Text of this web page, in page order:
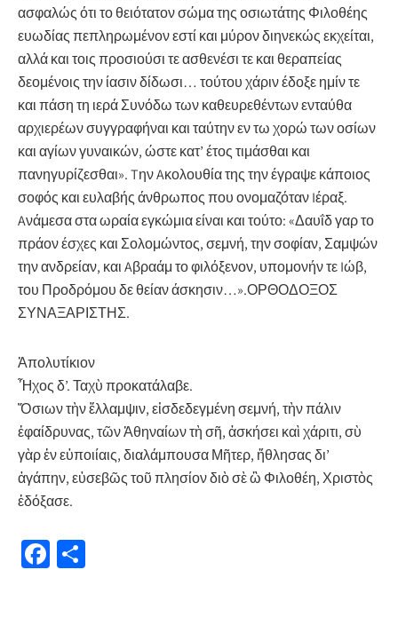
ασφαλώς ότι το θειότατον σώμα της οσιωτάτης Φιλοθέης
ευωδίας πεπληρωμένον εστί και μύρον διηνεκώς εκχείται,
αλλά και τοις προσιούσι τε ασθενέσι τε και θεραπείας
δεομένοις την ίασιν δίδωσι… τούτου χάριν έδοξε ημίν τε
και πάση τη ιερά Συνόδω των καθευρεθέντων ενταύθα
αρχιερέων συγγραφήναι και ταύτην εν τω χορώ των οσίων
και αγίων γυναικών, ώστε κατ’ έτος τιμάσθαι και
πανηγυρίζεσθαι». Tην Aκολουθία της την έγραψε κάποιος
σοφός και ευλαβής άνθρωπος που ονομαζόταν Iέραξ.
Aνάμεσα στα ωραία εγκώμια είναι και τούτο: «Δαυΐδ γαρ το
πράον έσχες και Σολομώντος, σεμνή, την σοφίαν, Σαμψών
την ανδρείαν, και Aβραάμ το φιλόξενον, υπομονήν τε Iώβ,
του Προδρόμου δε θείαν άσκησιν…».ΟΡΘΟΔΟΞΟΣ
ΣΥΝΑΞΑΡΙΣΤΗΣ.
Ἀπολυτίκιον
Ἦχος δ’. Ταχὺ προκατάλαβε.
Ὅσιων τὴν ἔλλαμψιν, εἰσδεδεγμένη σεμνή, τὴν πάλιν
ἐφαίδρυνας, τῶν Ἀθηναίων τὴ σῆ, ἀσκήσει καὶ χάριτι, σὺ
γὰρ ἐν εὐποιίαις, διαλάμπουσα Μῆτερ, ἤθλησας δι’
ἀγάπην, εὐσεβῶς τοῦ πλησίον διὸ σὲ ὢ Φιλοθέη, Χριστὸς
ἐδόξασε.
Fa